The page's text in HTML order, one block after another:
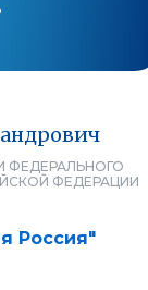
ФЕДЕРАЛЬНОГО
ФЕДЕРАЦИИ
Россия"